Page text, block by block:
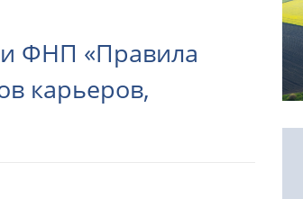
ФНП «Правила
карьеров,